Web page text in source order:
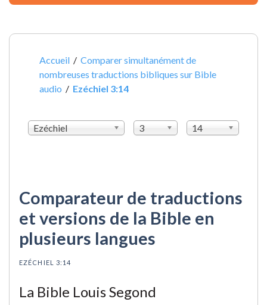
Accueil /Comparer simultanément de
nombreuses traductions bibliques sur Bible
audio / Ezéchiel 3:14
Ezéchiel 3 14
Comparateur de traductions
et versions de la Bible en
plusieurs langues
EZÉCHIEL 3:14
La Bible Louis Segond